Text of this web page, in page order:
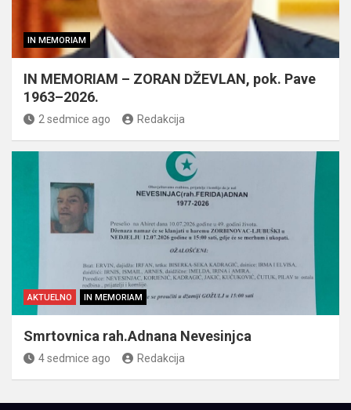
IN MEMORIAM
IN MEMORIAM – ZORAN DŽEVLAN, pok. Pave
1963–2026.
2 sedmice ago Redakcija
AKTUELNO IN MEMORIAM
Smrtovnica rah.Adnana Nevesinjca
4 sedmice ago Redakcija